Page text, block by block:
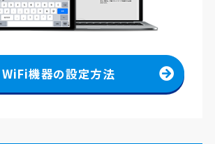
WiFi機器の設定方法